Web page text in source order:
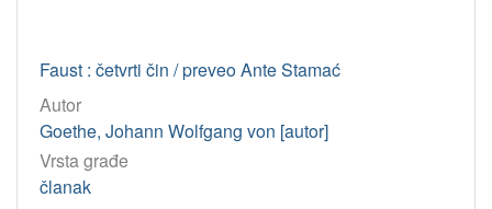
Faust : četvrti čin / preveo Ante Stamać
Autor
Goethe, Johann Wolfgang von [autor]
Vrsta građe
članak